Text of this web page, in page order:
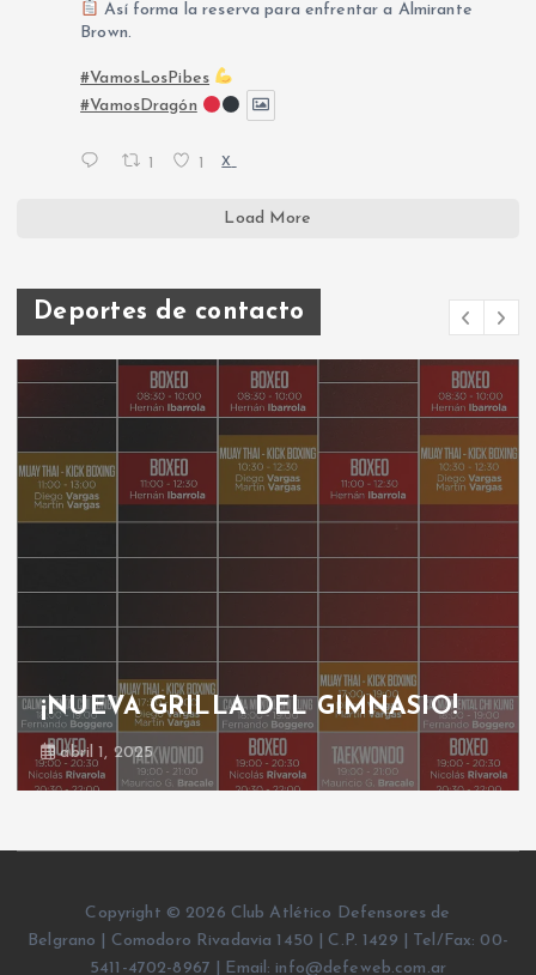
Así forma la reserva para enfrentar a Almirante
Brown.
#VamosLosPibes
#VamosDragón
1 1 X
Load More
Deportes de contacto
GRILLA GIMNASIO
octubre 30, 2024
Copyright © 2026 Club Atlético Defensores de
Belgrano | Comodoro Rivadavia 1450 | C.P. 1429 | Tel/Fax: 00-
5411-4702-8967 | Email: info@defeweb.com.ar